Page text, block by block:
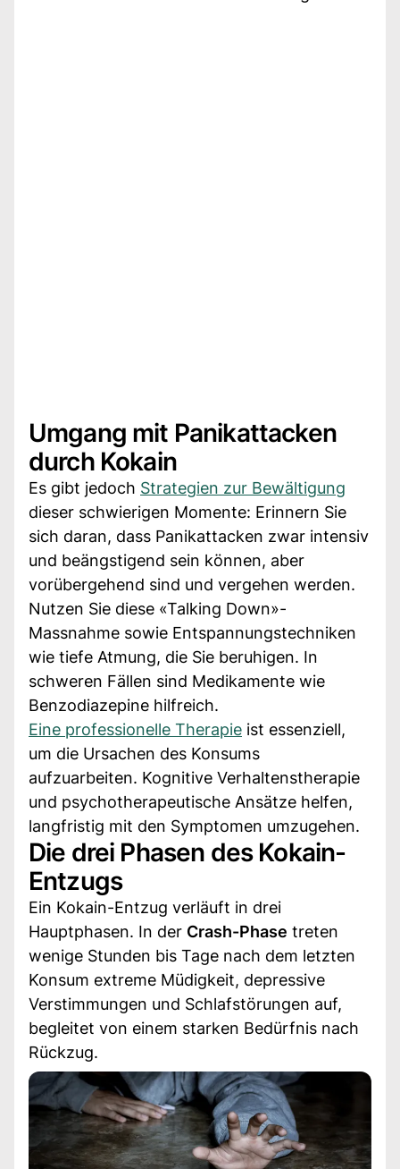
Umgang mit Panikattacken
durch Kokain
Es gibt jedoch Strategien zur Bewältigung
dieser schwierigen Momente: Erinnern Sie
sich daran, dass Panikattacken zwar intensiv
und beängstigend sein können, aber
vorübergehend sind und vergehen werden.
Nutzen Sie diese «Talking Down»-
Massnahme sowie Entspannungstechniken
wie tiefe Atmung, die Sie beruhigen. In
schweren Fällen sind Medikamente wie
Benzodiazepine hilfreich.
Eine professionelle Therapie ist essenziell,
um die Ursachen des Konsums
aufzuarbeiten. Kognitive Verhaltenstherapie
und psychotherapeutische Ansätze helfen,
langfristig mit den Symptomen umzugehen.
Die drei Phasen des Kokain-
Entzugs
Ein Kokain-Entzug verläuft in drei
Hauptphasen. In der Crash-Phase treten
wenige Stunden bis Tage nach dem letzten
Konsum extreme Müdigkeit, depressive
Verstimmungen und Schlafstörungen auf,
begleitet von einem starken Bedürfnis nach
Rückzug.